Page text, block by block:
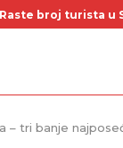
Raste broj turista u
– tri banje